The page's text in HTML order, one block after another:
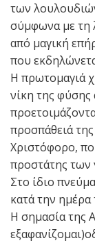
των
σύμφωνα με τη
από μαγική
που
Η πρωτομαγιά
νίκη της φύσης
προσπάθειά
Χριστόφορο,
προστάτης των
Στο ίδιο
κατά την
Η σημασία της